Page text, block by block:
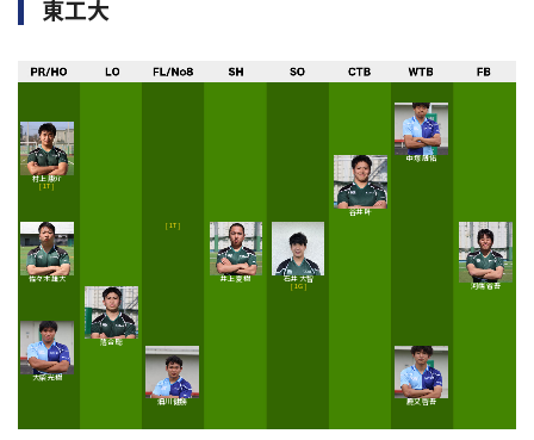
東工大
大柴 光樹
佐々木 雄大
村上 康介
[ 1T ]
落合 聡
畑川 健勝
[ 1T ]
井上 夏樹 石井 大智
[ 1G ]
谷井 叶
鹿又 啓吾
中塚 周佑
河端 省吾